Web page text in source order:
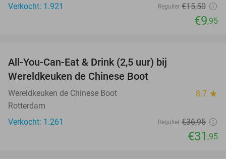
Verkocht: 1.921
Regulier €15,50
€9,95
All-You-Can-Eat & Drink (2,5 uur) bij
Wereldkeuken de Chinese Boot
Wereldkeuken de Chinese Boot 8.7 star
Rotterdam
Verkocht: 1.261
Regulier €36,95
€31 ,95